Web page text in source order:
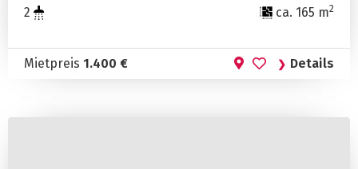
ca. 165 m2
2
Mietpreis 1.400 € Details